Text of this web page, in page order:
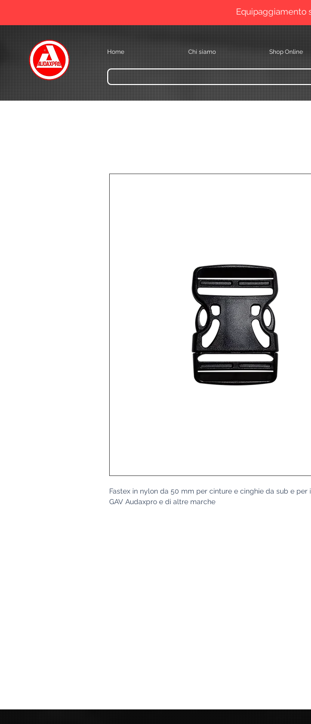
Equipaggiamento
Home Chi siamo Shop Online
Fastex in nylon da 50 mm per cinture e cinghie da sub e per
GAV Audaxpro e di altre marche